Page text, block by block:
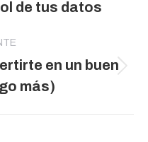
de tus datos
en un buen
más)